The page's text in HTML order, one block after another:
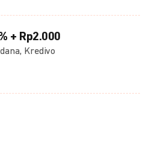
+ Rp2.000
Kredivo